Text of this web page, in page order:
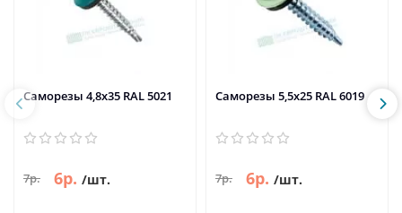
Саморезы 4,8х35 RAL 5021
7р. 6р. /шт.
Саморезы 5,5х25 RAL 6019
7р. 6р. /шт.